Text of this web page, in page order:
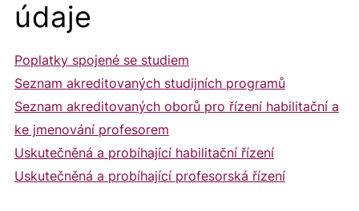
údaje
Poplatky spojené se studiem
Seznam akreditovaných studijních programů
Seznam akreditovaných oborů pro řízení habilitační a
ke jmenování profesorem
Uskutečněná a probíhající habilitační řízení
Uskutečněná a probíhající profesorská řízení